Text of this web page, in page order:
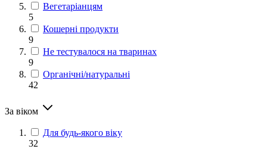
Вегетаріанцям
5
Кошерні продукти
9
Не тестувалося на тваринах
9
Органічні/натуральні
42
За віком
Для будь-якого віку
32